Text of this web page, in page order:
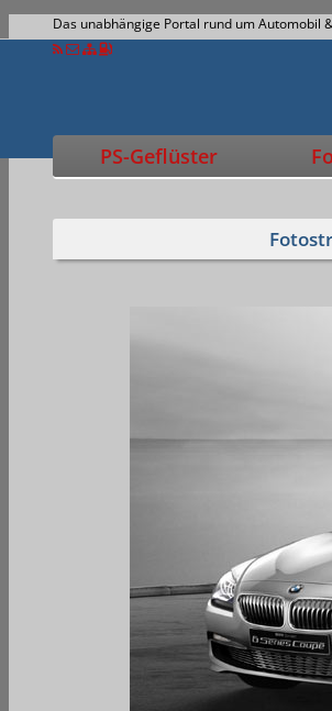
Das unabhängige Portal rund um Automobil
PS-Geflüster